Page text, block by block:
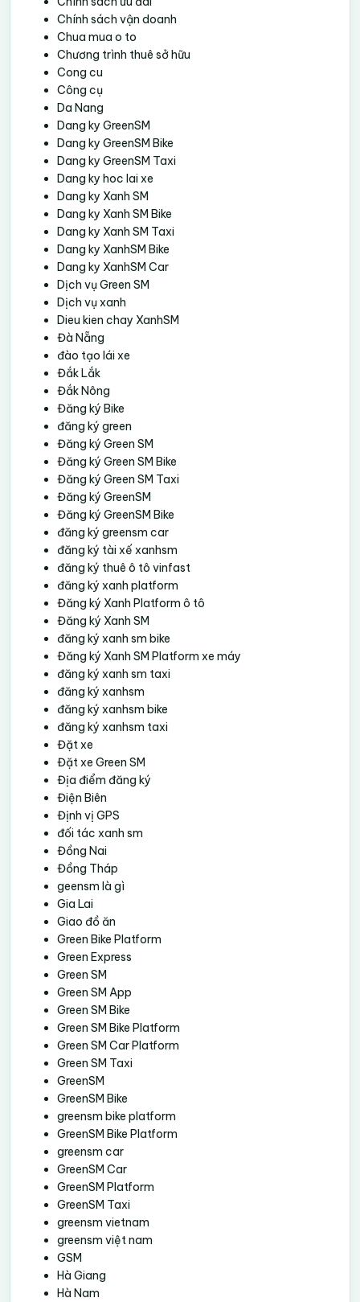
Chính sách vận doanh
Chua mua o to
Chương trình thuê sở hữu
Cong cu
Công cụ
Da Nang
Dang ky GreenSM
Dang ky GreenSM Bike
Dang ky GreenSM Taxi
Dang ky hoc lai xe
Dang ky Xanh SM
Dang ky Xanh SM Bike
Dang ky Xanh SM Taxi
Dang ky XanhSM Bike
Dang ky XanhSM Car
Dịch vụ Green SM
Dịch vụ xanh
Dieu kien chay XanhSM
Đà Nẵng
đào tạo lái xe
Đắk Lắk
Đắk Nông
Đăng ký Bike
đăng ký green
Đăng ký Green SM
Đăng ký Green SM Bike
Đăng ký Green SM Taxi
Đăng ký GreenSM
Đăng ký GreenSM Bike
đăng ký greensm car
đăng ký tài xế xanhsm
đăng ký thuê ô tô vinfast
đăng ký xanh platform
Đăng ký Xanh Platform ô tô
Đăng ký Xanh SM
đăng ký xanh sm bike
Đăng ký Xanh SM Platform xe máy
đăng ký xanh sm taxi
đăng ký xanhsm
đăng ký xanhsm bike
đăng ký xanhsm taxi
Đặt xe
Đặt xe Green SM
Địa điểm đăng ký
Điện Biên
Định vị GPS
đối tác xanh sm
Đồng Nai
Đồng Tháp
geensm là gì
Gia Lai
Giao đồ ăn
Green Bike Platform
Green Express
Green SM
Green SM App
Green SM Bike
Green SM Bike Platform
Green SM Car Platform
Green SM Taxi
GreenSM
GreenSM Bike
greensm bike platform
GreenSM Bike Platform
greensm car
GreenSM Car
GreenSM Platform
GreenSM Taxi
greensm vietnam
greensm việt nam
GSM
Hà Giang
Hà Nam